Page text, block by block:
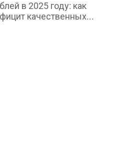
в 2025 году: как
качественных...